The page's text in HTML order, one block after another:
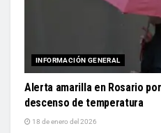
INFORMACIÓN GENERAL
Alerta amarilla en Rosario
descenso de temperatura
18 de enero del 2026